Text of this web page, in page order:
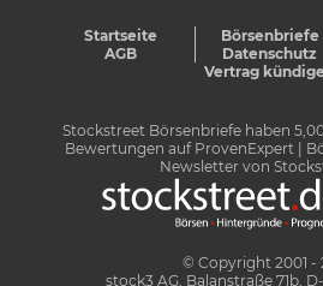
Startseite Börsenbriefe
AGB
Datenschutz
Vertrag
Stockstreet Börsenbriefe haben
Bewertungen auf ProvenExpert
|
Newsletter von
© Copyright 2001 -
stock3 AG, Balanstraße 71b,